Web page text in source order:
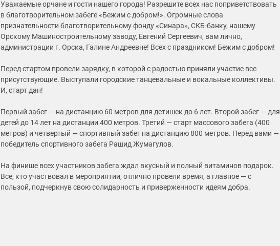
Уважаемые орчане и гости нашего города! Разрешите всех нас поприветствовать
в благотворительном забеге «Бежим с добром!». Огромные слова
признательности благотворительному фонду «Синара», СКБ-банку, нашему
Орскому Машиностроительному заводу, Евгений Сергеевич, вам лично,
администрации г. Орска, Галине Андреевне! Всех с праздником! Бежим с добром!
Перед стартом провели зарядку, в которой с радостью приняли участие все
присутствующие. Выступали городские танцевальные и вокальные коллективы.
И, старт дан!
Первый забег — на дистанцию 60 метров для детишек до 6 лет. Второй забег — для
детей до 14 лет на дистанции 400 метров. Третий — старт массового забега (400
метров) и четвертый — спортивный забег на дистанцию 800 метров. Перед вами —
победитель спортивного забега Рашид Жумагулов.
На финише всех участников забега ждал вкусный и полный витаминов подарок.
Все, кто участвовал в мероприятии, отлично провели время, а главное — с
пользой, подчеркнув свою солидарность и приверженности идеям добра.